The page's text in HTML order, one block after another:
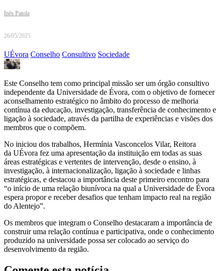
Inês Patola
26/05/2025
UÉvora Conselho Consultivo Sociedade
Este Conselho tem como principal missão ser um órgão consultivo
independente da Universidade de Évora, com o objetivo de fornecer
aconselhamento estratégico no âmbito do processo de melhoria
contínua da educação, investigação, transferência de conhecimento e
ligação à sociedade, através da partilha de experiências e visões dos
membros que o compõem.
No iniciou dos trabalhos, Hermínia Vasconcelos Vilar, Reitora
da UÉvora fez uma apresentação da instituição em todas as suas
áreas estratégicas e vertentes de intervenção, desde o ensino, à
investigação, à internacionalização, ligação à sociedade e linhas
estratégicas, e destacou a importância deste primeiro encontro para
“o início de uma relação biunívoca na qual a Universidade de Évora
espera propor e receber desafios que tenham impacto real na região
do Alentejo”.
Os membros que integram o Conselho destacaram a importância de
construir uma relação contínua e participativa, onde o conhecimento
produzido na universidade possa ser colocado ao serviço do
desenvolvimento da região.